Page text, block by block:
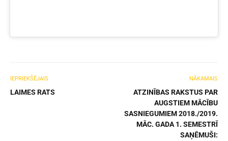
IEPRIEKŠĒJAIS
LAIMES RATS
NĀKAMAIS
ATZINĪBAS RAKSTUS PAR
AUGSTIEM MĀCĪBU
SASNIEGUMIEM 2018./2019.
MĀC. GADA 1. SEMESTRĪ
SAŅĒMUŠI: